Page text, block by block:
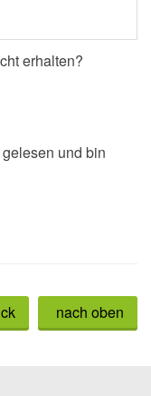
erhalten?
gelesen und bin
nach oben